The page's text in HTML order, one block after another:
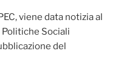
viene data notizia al
Sociali
del